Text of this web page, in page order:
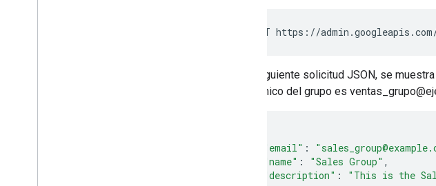
POST https://
En la siguiente solicitud JSON, se
electrónico del grupo es
"email" :
"name" : "Sales Group" ,
"description" :
"This is the